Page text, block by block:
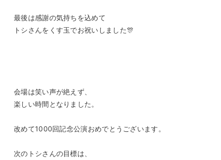
最後は感謝の気持ちを込めて
トシさんをくす玉でお祝いしました🎊
会場は笑い声が絶えず、
楽しい時間となりました。
改めて1000回記念公演おめでとうございます。
次のトシさんの目標は、